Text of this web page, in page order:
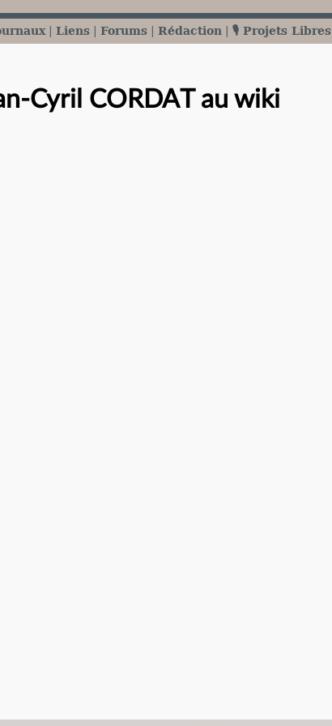
Liens Forums Rédaction 🎙️ Projets Libres
Cyril CORDAT au wiki